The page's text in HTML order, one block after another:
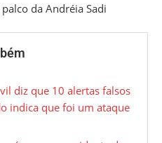
da Andréia Sadi
diz que 10 alertas falsos
indica que foi um ataque